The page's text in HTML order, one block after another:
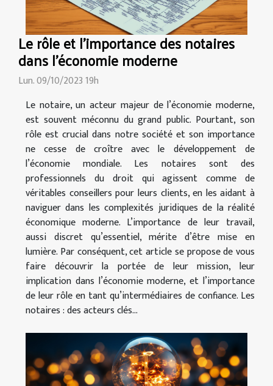
Le rôle et l'importance des notaires
dans l'économie moderne
Lun. 09/10/2023 19h
Le notaire, un acteur majeur de l’économie moderne,
est souvent méconnu du grand public. Pourtant, son
rôle est crucial dans notre société et son importance
ne cesse de croître avec le développement de
l’économie mondiale. Les notaires sont des
professionnels du droit qui agissent comme de
véritables conseillers pour leurs clients, en les aidant à
naviguer dans les complexités juridiques de la réalité
économique moderne. L’importance de leur travail,
aussi discret qu’essentiel, mérite d’être mise en
lumière. Par conséquent, cet article se propose de vous
faire découvrir la portée de leur mission, leur
implication dans l’économie moderne, et l’importance
de leur rôle en tant qu’intermédiaires de confiance. Les
notaires : des acteurs clés...